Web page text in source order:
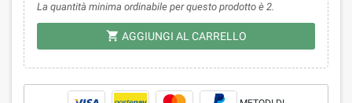
La quantità minima ordinabile per questo prodotto è 2.
shopping_cart AGGIUNGI AL CARRELLO